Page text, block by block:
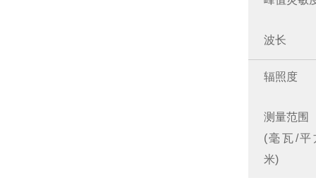
波长
辐照度
测量范围
(毫瓦/平
米)